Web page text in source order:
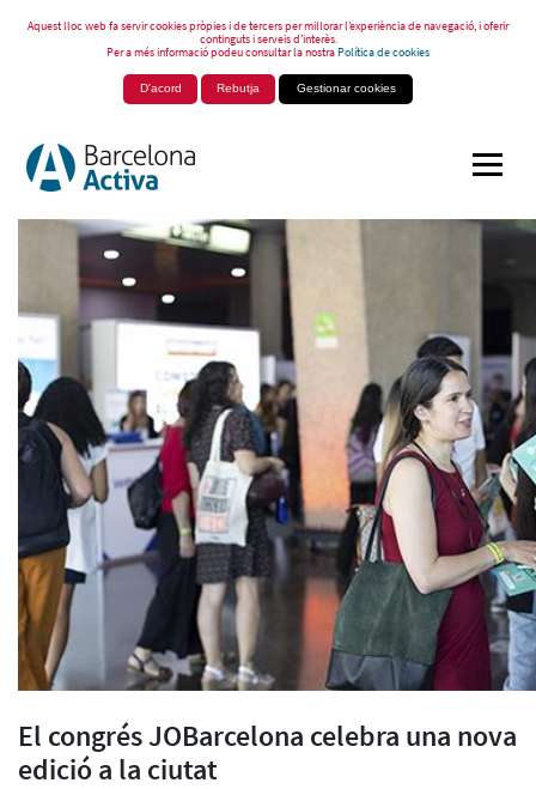
Aquest lloc web fa servir cookies pròpies i de tercers per millorar l’experiència de navegació, i oferir
continguts i serveis d’interès.
Per a més informació podeu consultar la nostraPolítica de cookies
D'acord Rebutja Gestionar cookies
El congrés JOBarcelona celebra una nova
edició a la ciutat